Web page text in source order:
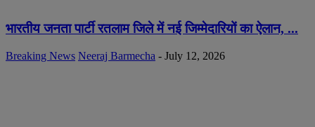
भारतीय जनता पार्टी रतलाम जिले में नई जिम्मेदारियों का ऐलान, ...
Breaking News Neeraj Barmecha - July 12, 2026